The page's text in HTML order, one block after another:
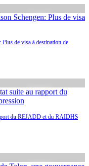
de visa à destination de
du REJADD et du RAIDHS